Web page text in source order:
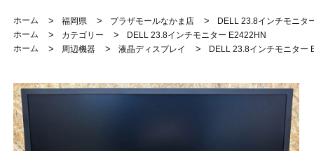
ホーム > 福岡県 > プラザモールなかま店 >
DELL 23.8インチモニタ
ホーム
> カテゴリー >
DELL 23.8インチモニター E2422HN
ホーム
> 周辺機器 > 液晶ディスプレイ > DELL 23.8インチモニター